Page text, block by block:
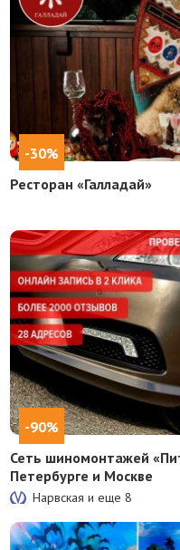
-30%
Ресторан «Галладай»
-90%
Сеть шиномонтажей
Петербурге и Москве
Нарвская и еще8